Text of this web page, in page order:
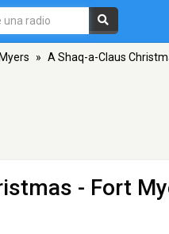
» A Shaq-a-Claus
- Fort